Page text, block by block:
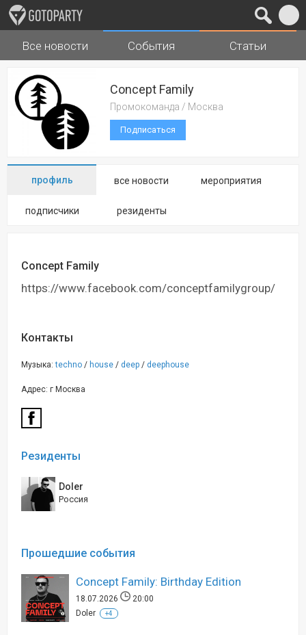
Города Музыка
Все новости События Статьи
Concept Family
Промокоманда / Москва
Подписаться
профиль все новости мероприятия
подписчики резиденты
Concept Family
https://www.facebook.com/conceptfamilygroup/
Контакты
Музыка:techno / house / deep / deephouse
Адрес: г Москва
Резиденты
Doler
Россия
Прошедшие события
Concept Family: Birthday Edition
18.07.2026
20:00
Doler
+4